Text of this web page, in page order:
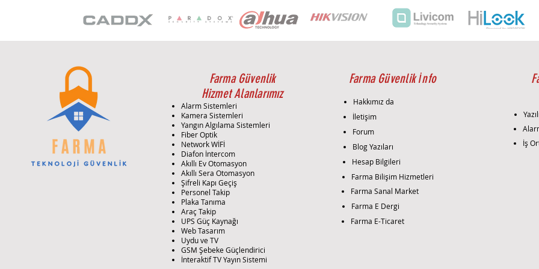
Farma Güvenlik
Hizmet Alanlarımız
Alarm Sistemleri
Kamera Sistemleri
Yangın Algılama Sistemleri
Fiber Optik
Network WİFİ
Diafon İntercom
Akıllı Ev Otomasyon
Akıllı Sera Otomasyon
Şifreli Kapı Geçiş
Personel Takip
Plaka Tanıma
Araç Takip
UPS Güç Kaynağı
Web Tasarım
Uydu ve TV
GSM Şebeke Güçlendirici
İnteraktif TV Yayın Sistemi
Farma Güvenlik İnfo
Hakkımız da
İletişim
Forum
Blog Yazıları
Hesap Bilgileri
Farma Bilişim Hizmetleri
Farma Sanal Market
Farma E Dergi
Farma E-Ticaret
İş